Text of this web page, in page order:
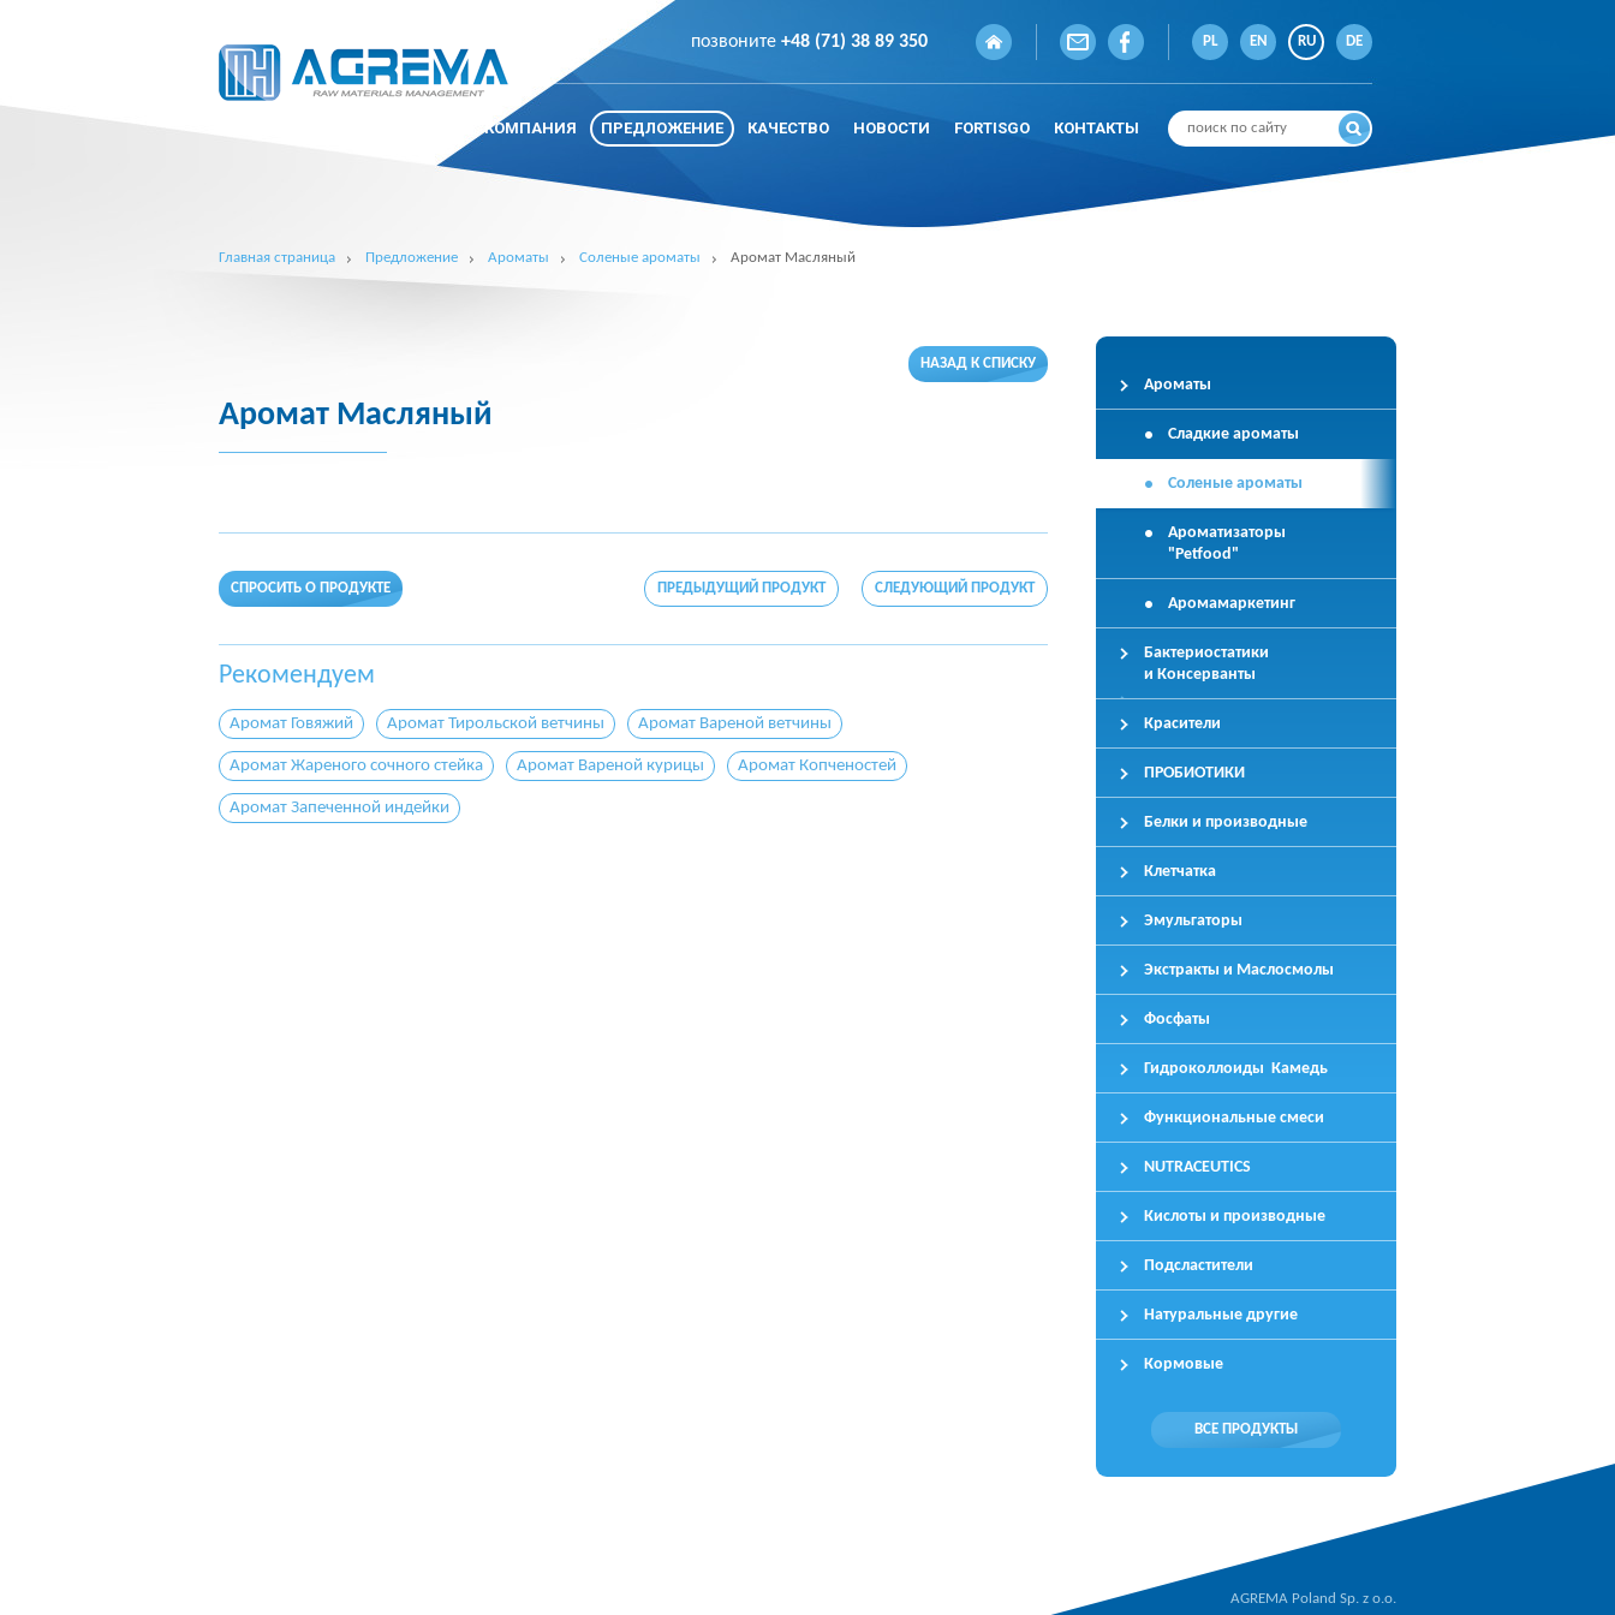
позвоните +48 (71) 38 89 350 PL EN RU DE
КОМПАНИЯ ПРЕДЛОЖЕНИЕ КАЧЕСТВО НОВОСТИ FORTISGO КОНТАКТЫ
Главная страница Предложение Ароматы Соленые ароматы Аромат Масляный
Ароматы
Сладкие ароматы
Соленые ароматы
Ароматизаторы
"Petfood"
Аромамаркетинг
Бактериостатики
и Консерванты
Красители
ПРОБИОТИКИ
Белки и производные
Клетчатка
Эмульгаторы
Экстракты и Маслосмолы
Фосфаты
Гидроколлоиды Камедь
Функциональные смеси
NUTRACEUTICS
Кислоты и производные
Подсластители
Натуральные другие
Кормовые
ВСЕ ПРОДУКТЫ
НАЗАД К СПИСКУ
Аромат Масляный
СПРОСИТЬ О ПРОДУКТЕ ПРЕДЫДУЩИЙ ПРОДУКТ СЛЕДУЮЩИЙ ПРОДУКТ
Рекомендуем
Аромат Говяжий Аромат Тирольской ветчины Аромат Вареной ветчины
Аромат Жареного сочного стейка Аромат Вареной курицы Аромат Копченостей
Аромат Запеченной индейки
AGREMA Poland Sp. z o.o.